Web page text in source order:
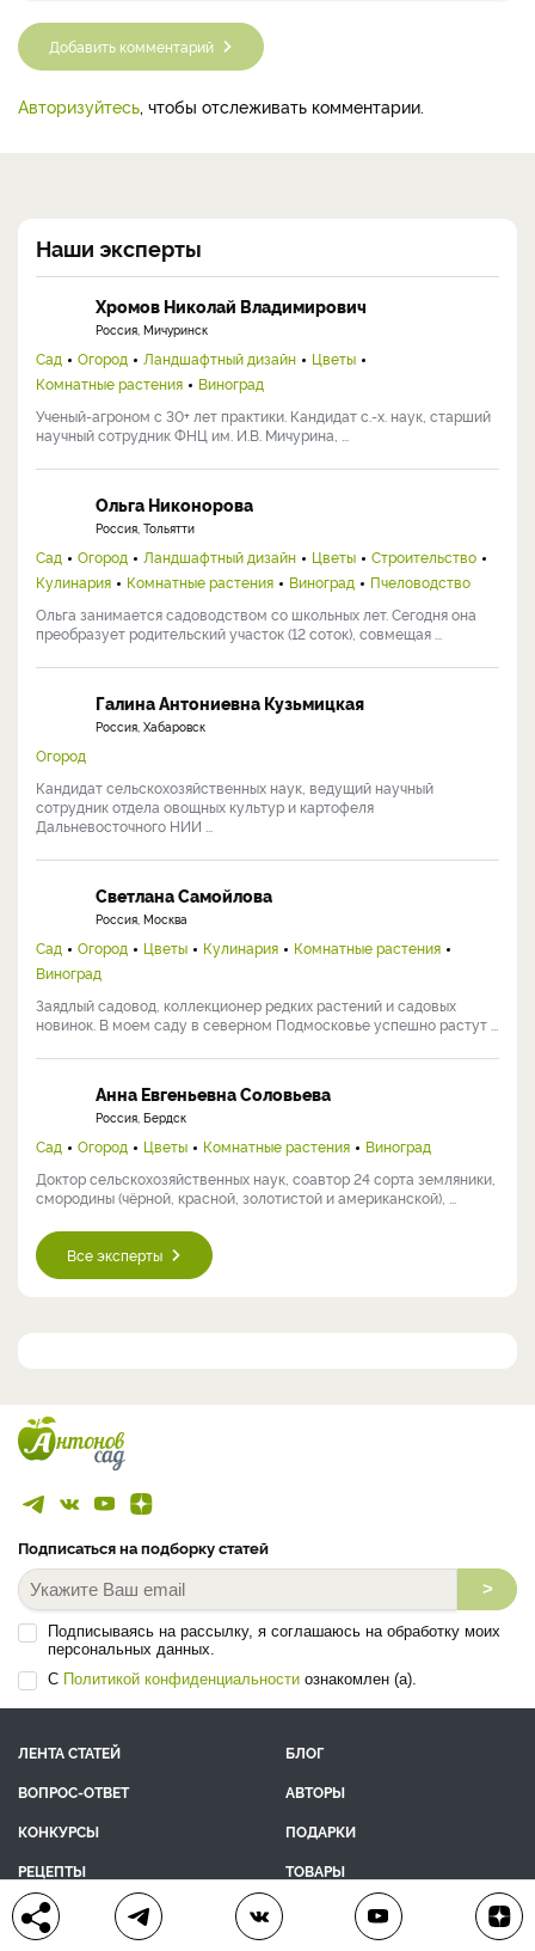
Добавить комментарий
Авторизуйтесь, чтобы отслеживать комментарии.
Наши эксперты
Хромов Николай Владимирович
Россия, Мичуринск
Сад Огород Ландшафтный дизайн
Цветы
Комнатные растения
Виноград
Ученый-агроном с 30+ лет практики. Кандидат с.-х. наук, старший
научный сотрудник ФНЦ им. И.В. Мичурина, ...
Ольга Никонорова
Россия, Тольятти
Сад Огород Ландшафтный дизайн Цветы
Строительство
Кулинария
Комнатные растения Виноград
Пчеловодство
Ольга занимается садоводством со школьных лет. Сегодня она
преобразует родительский участок (12 соток), совмещая ...
Галина Антониевна Кузьмицкая
Россия, Хабаровск
Огород
Кандидат сельскохозяйственных наук, ведущий научный
сотрудник отдела овощных культур и картофеля
Дальневосточного НИИ ...
Светлана Самойлова
Россия, Москва
Сад Огород Цветы Кулинария
Комнатные растения
Виноград
Заядлый садовод, коллекционер редких растений и садовых
новинок. В моем саду в северном Подмосковье успешно растут ...
Анна Евгеньевна Соловьева
Россия, Бердск
Сад Огород Цветы Комнатные растения
Виноград
Доктор сельскохозяйственных наук, соавтор 24 сорта земляники,
смородины (чёрной, красной, золотистой и американской), ...
Все эксперты
Подписаться на подборку статей
>
Подписываясь на рассылку, я соглашаюсь на обработку моих
персональных данных.
С Политикой конфиденциальности ознакомлен (а).
ЛЕНТА СТАТЕЙ
БЛОГ
ВОПРОС-ОТВЕТ
АВТОРЫ
КОНКУРСЫ
ПОДАРКИ
РЕЦЕПТЫ
ТОВАРЫ
ПОМОЩЬ
О ПРОЕКТЕ